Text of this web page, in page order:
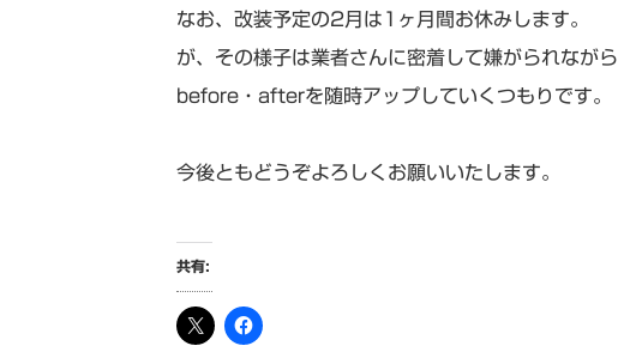
なお、改装予定の2月は1ヶ月間お休みします。
が、その様子は業者さんに密着して嫌がられながら
before・afterを随時アップしていくつもりです。
今後ともどうぞよろしくお願いいたします。
共有: